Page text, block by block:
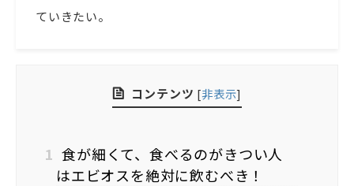
ていきたい。
コンテンツ [非表示]
1 食が細くて、食べるのがきつい人
はエビオスを絶対に飲むべき！